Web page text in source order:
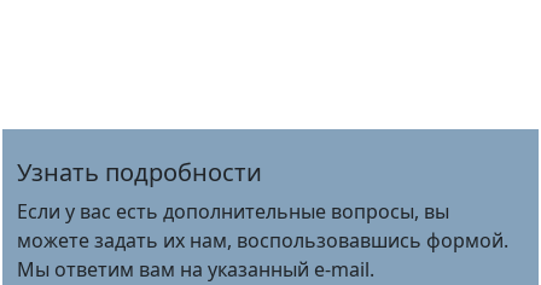
Узнать подробности
Если у вас есть дополнительные вопросы, вы
можете задать их нам, воспользовавшись формой.
Мы ответим вам на указанный e-mail.